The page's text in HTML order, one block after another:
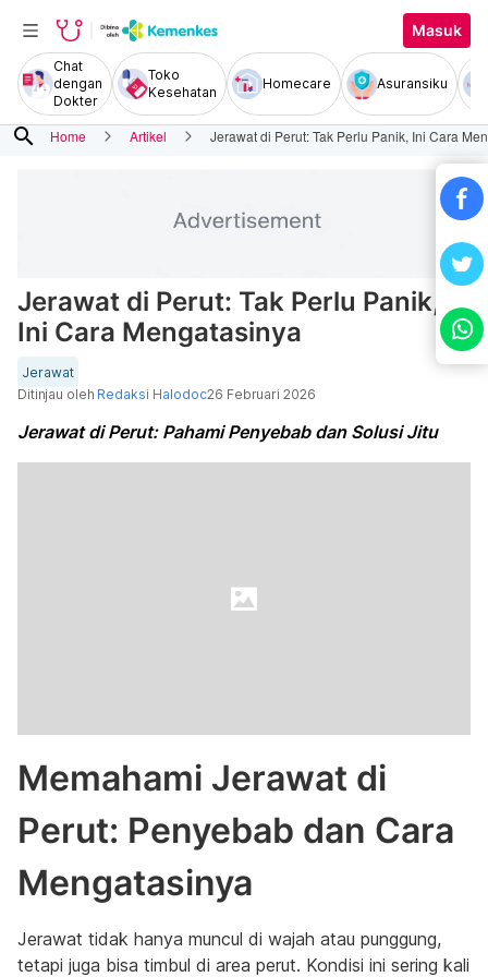
Masuk
Chat
dengan
Dokter
Toko
Kesehatan
Homecare Asuransiku
search Home Artikel Jerawat di Perut: Tak Perlu Panik, Ini Cara
Jerawat di Perut: Tak Perlu Panik,
Ini Cara Mengatasinya
Jerawat
Ditinjau oleh Redaksi Halodoc26 Februari 2026
Jerawat di Perut: Pahami Penyebab dan Solusi Jitu
Memahami Jerawat di
Perut: Penyebab dan Cara
Mengatasinya
Jerawat tidak hanya muncul di wajah atau punggung,
tetapi juga bisa timbul di area perut. Kondisi ini sering kali